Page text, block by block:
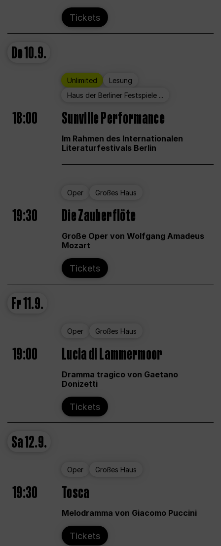
Tickets
Do10.9.
Unlimited
Lesung
Haus der Berliner Festspiele ...
18:00 Sunville Performance
Im Rahmen des Internationalen
Literaturfestivals Berlin
Oper Großes Haus
19:30 Die Zauberflöte
Große Oper von Wolfgang Amadeus
Mozart
Tickets
Fr11.9.
Oper Großes Haus
19:00 Lucia di Lammermoor
Dramma tragico von Gaetano
Donizetti
Tickets
Sa12.9.
Oper Großes Haus
19:30 Tosca
Melodramma von Giacomo Puccini
Tickets